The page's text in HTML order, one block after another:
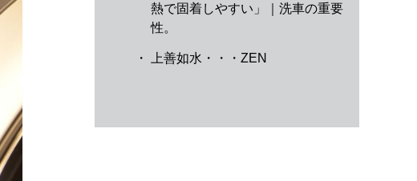
熱で固着しやすい」｜洗車の重要
性。
・ 上善如水・・・ZEN